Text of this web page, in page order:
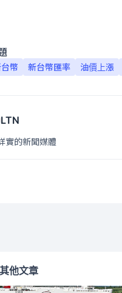
幣 新台幣匯率 油價上漲
LTN
實的新聞媒體
他文章